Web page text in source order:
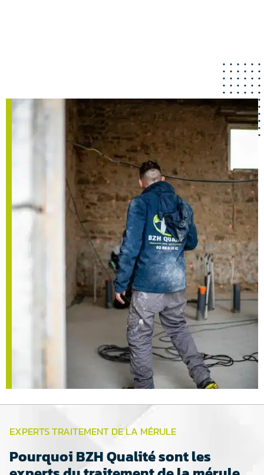
EXPERTS TRAITEMENT DE LA MÉRULE
Pourquoi BZH Qualité sont les